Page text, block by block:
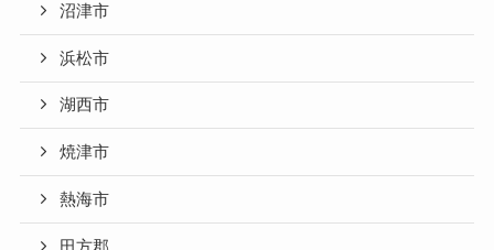
沼津市
浜松市
湖西市
焼津市
熱海市
田方郡